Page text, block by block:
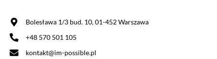
Bolesława 1/3 bud. 10, 01-452 Warszawa
+48 570 501 105
kontakt@im-possible.pl